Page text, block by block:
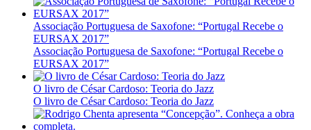
Associação Portuguesa de Saxofone: “Portugal Recebe o
EURSAX 2017”
Associação Portuguesa de Saxofone: “Portugal Recebe o
EURSAX 2017”
O livro de César Cardoso: Teoria do Jazz
O livro de César Cardoso: Teoria do Jazz